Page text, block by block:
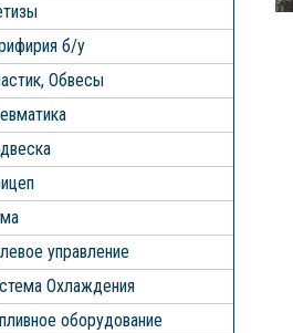
б/у
Обвесы
управление
Охлаждения
оборудование